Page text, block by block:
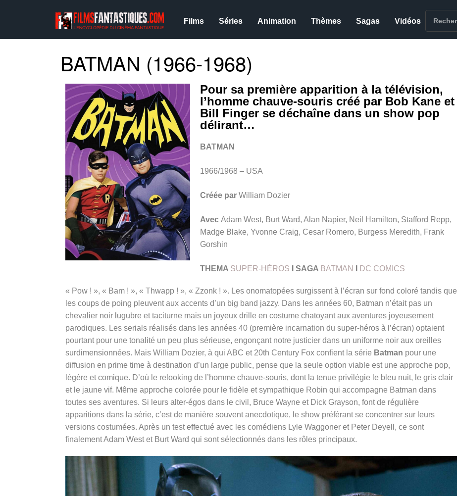
Films Séries Animation Thèmes Sagas Vidéos
BATMAN (1966-1968)
Pour sa première apparition à la télévision,
l’homme chauve-souris créé par Bob Kane et
Bill Finger se déchaîne dans un show pop
délirant…
BATMAN
1966/1968 – USA
Créée par William Dozier
Avec Adam West, Burt Ward, Alan Napier, Neil Hamilton, Stafford Repp,
Madge Blake, Yvonne Craig, Cesar Romero, Burgess Meredith, Frank
Gorshin
THEMA SUPER-HÉROS I SAGA BATMAN DC COMICS
« Pow ! », « Bam ! », « Thwapp ! », « Zzonk ! ». Les onomatopées surgissent à l’écran sur fond coloré tandis que
les coups de poing pleuvent aux accents d’un big band jazzy. Dans les années 60, Batman n’était pas un
chevalier noir lugubre et taciturne mais un joyeux drille en costume chatoyant aux aventures joyeusement
parodiques. Les serials réalisés dans les années 40 (première incarnation du super-héros à l’écran) optaient
pourtant pour une tonalité un peu plus sérieuse, engonçant notre justicier dans un uniforme noir aux oreilles
surdimensionnées. Mais William Dozier, à qui ABC et 20th Century Fox confient la série Batman pour une
diffusion en prime time à destination d’un large public, pense que la seule option viable est une approche pop,
légère et comique. D’où le relooking de l’homme chauve-souris, dont la tenue privilégie le bleu nuit, le gris clair
et le jaune vif. Même approche colorée pour le fidèle et sympathique Robin qui accompagne Batman dans
toutes ses aventures. Si leurs alter-égos dans le civil, Bruce Wayne et Dick Grayson, font de régulière
apparitions dans la série, c’est de manière souvent anecdotique, le show préférant se concentrer sur leurs
versions costumées. Après un test effectué avec les comédiens Lyle Waggoner et Peter Deyell, ce sont
finalement Adam West et Burt Ward qui sont sélectionnés dans les rôles principaux.